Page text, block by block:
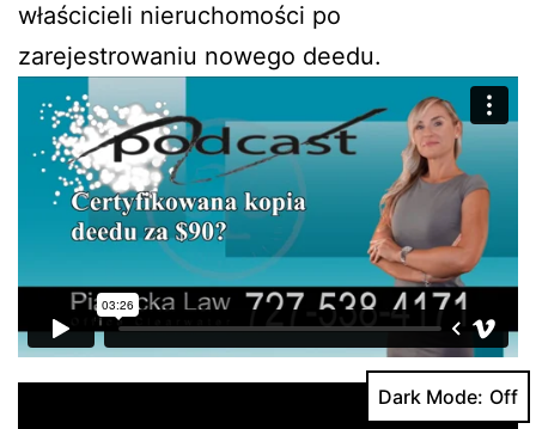
właścicieli nieruchomości po
zarejestrowaniu nowego deedu.
Dark Mode: